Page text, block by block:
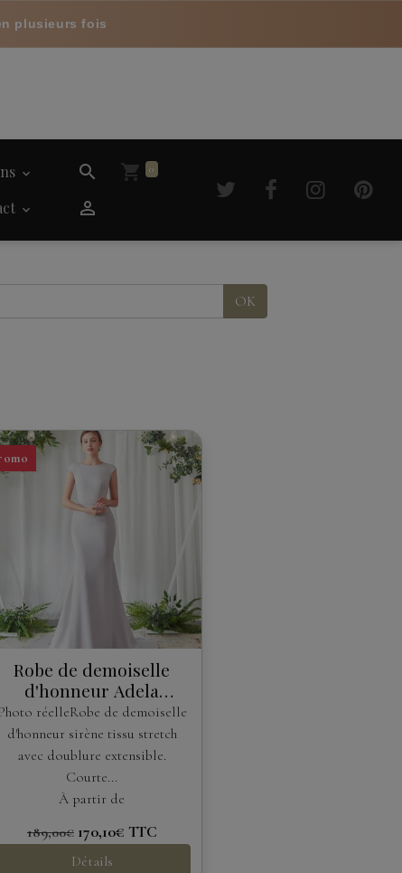
plusieurs fois
0
OK
Robe de demoiselle
d'honneur Adela
Desings
réelleRobe de demoiselle
d'honneur sirène tissu stretch
avec doublure extensible.
Courte...
À partir de
189,00€ 170,10€ TTC
Détails